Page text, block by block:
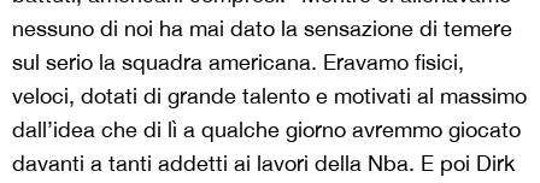
nessuno di noi ha mai dato la sensazione di temere
sul serio la squadra americana. Eravamo fisici,
veloci, dotati di grande talento e motivati al massimo
dall’idea che di lì a qualche giorno avremmo giocato
davanti a tanti addetti ai lavori della Nba. E poi Dirk